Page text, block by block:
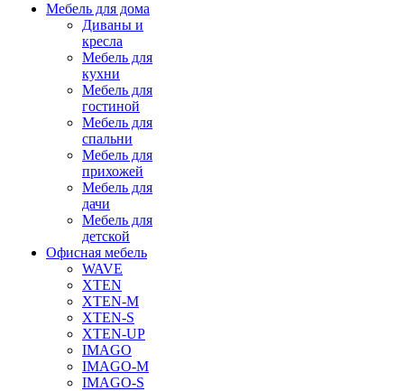
Мебель для дома
Диваны и
кресла
Мебель для
кухни
Мебель для
гостиной
Мебель для
спальни
Мебель для
прихожей
Мебель для
дачи
Мебель для
детской
Офисная мебель
WAVE
XTEN
XTEN-M
XTEN-S
XTEN-UP
IMAGO
IMAGO-M
IMAGO-S